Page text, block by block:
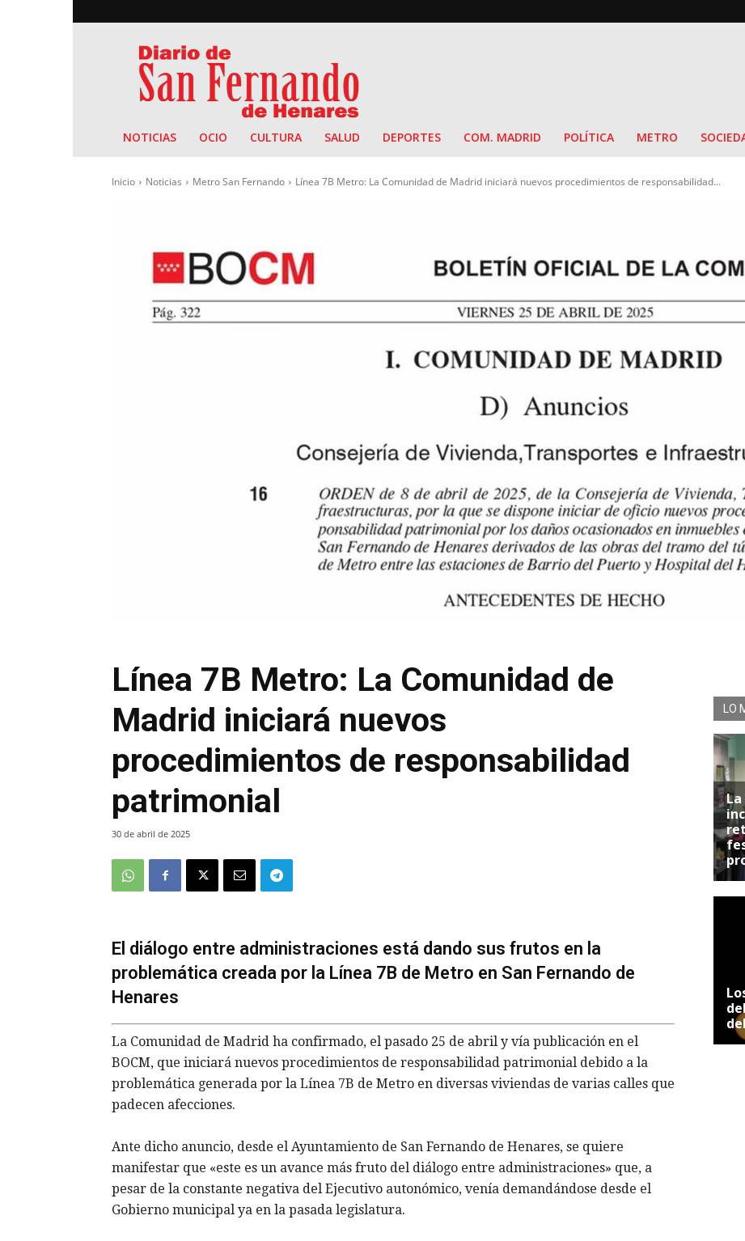
Diario
de
San
NOTICIAS OCIO CULTURA SALUD DEPORTES COM. MADRID POLÍTICA METRO
Inicio Noticias Metro San Fernando Línea 7B Metro: La Comunidad de Madrid iniciará nuevos procedimientos de responsabilidad...
Línea 7B Metro: La Comunidad de
Madrid iniciará nuevos
procedimientos de responsabilidad
patrimonial
30 de abril de 2025
El diálogo entre administraciones está dando sus frutos en la
problemática creada por la Línea 7B de Metro en San Fernando de
Henares
La Comunidad de Madrid ha confirmado, el pasado 25 de abril y vía publicación en el
BOCM, que iniciará nuevos procedimientos de responsabilidad patrimonial debido a la
problemática generada por la Línea 7B de Metro en diversas viviendas de varias calles que
padecen afecciones.
Ante dicho anuncio, desde el Ayuntamiento de San Fernando de Henares, se quiere
manifestar que «este es un avance más fruto del diálogo entre administraciones» que, a
pesar de la constante negativa del Ejecutivo autonómico, venía demandándose desde el
Gobierno municipal ya en la pasada legislatura.
LO